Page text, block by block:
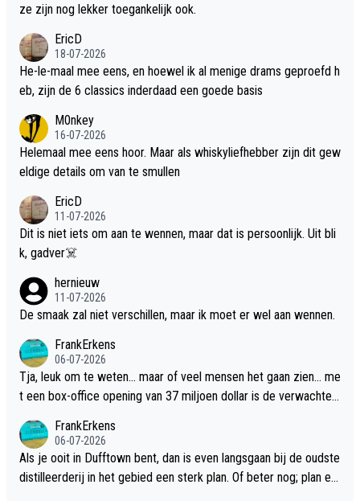
ze zijn nog lekker toegankelijk ook.
EricD
18-07-2026
He-le-maal mee eens, en hoewel ik al menige drams geproefd h
eb, zijn de 6 classics inderdaad een goede basis
M0nkey
16-07-2026
Helemaal mee eens hoor. Maar als whiskyliefhebber zijn dit gew
eldige details om van te smullen
EricD
11-07-2026
Dit is niet iets om aan te wennen, maar dat is persoonlijk. Uit bli
k, gadver☠️
hernieuw
11-07-2026
De smaak zal niet verschillen, maar ik moet er wel aan wennen.
FrankErkens
06-07-2026
Tja, leuk om te weten... maar of veel mensen het gaan zien... me
t een box-office opening van 37 miljoen dollar is de verwachte
FrankErkens
06-07-2026
Als je ooit in Dufftown bent, dan is even langsgaan bij de oudste
distilleerderij in het gebied een sterk plan. Of beter nog; plan ee